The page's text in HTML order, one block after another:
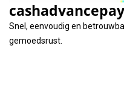
Snel, eenvoudig en
gemoedsrust.